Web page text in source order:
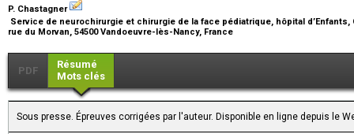
P. Chastagner
Service de neurochirurgie et chirurgie de la face pédiatrique, hôpital d’Enfants,
rue du Morvan, 54500 Vandoeuvre-lès-Nancy, France
PDF
Résumé
Mots clés
Sous presse. Épreuves corrigées par l'auteur. Disponible en ligne depuis le